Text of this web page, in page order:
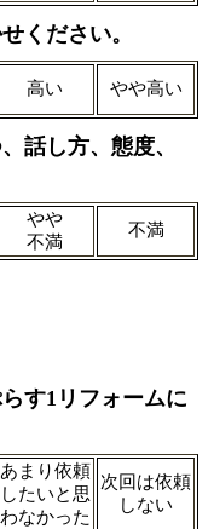
ください。
高い やや高い
話し方、態度、
やや
不満
不満
す1リフォームに
あまり依頼
したいと思
わなかった
次回は依頼
しない